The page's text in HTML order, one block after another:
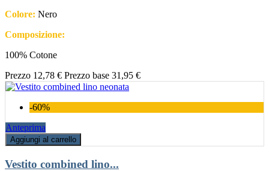
Colore: Nero
Composizione:
100% Cotone
Prezzo 12,78 € Prezzo base 31,95 €
-60%
Anteprima
Aggiungi al carrello
Vestito combined lino...